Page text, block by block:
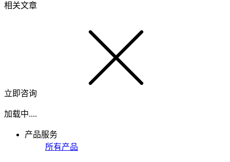
相关文章
立即咨询
加载中....
产品服务
所有产品